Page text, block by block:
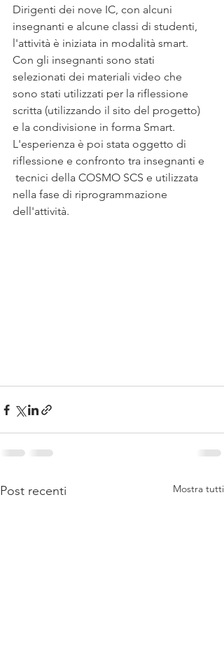
Dirigenti dei nove IC, con alcuni
insegnanti e alcune classi di studenti,
l'attività è iniziata in modalità smart.
Con gli insegnanti sono stati
selezionati dei materiali video che
sono stati utilizzati per la riflessione
scritta (utilizzando il sito del progetto)
e la condivisione in forma Smart.
L'esperienza è poi stata oggetto di
riflessione e confronto tra insegnanti e
tecnici della COSMO SCS e utilizzata
nella fase di riprogrammazione
dell'attività.
Post recenti Mostra tutti